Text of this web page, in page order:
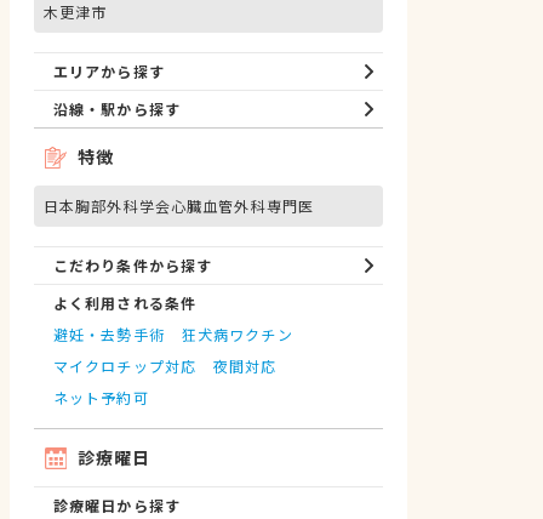
木更津市
エリアから探す
沿線・駅から探す
特徴
日本胸部外科学会心臓血管外科専門医
こだわり条件から探す
よく利用される条件
避妊・去勢手術
狂犬病ワクチン
マイクロチップ対応
夜間対応
ネット予約可
診療曜日
診療曜日から探す